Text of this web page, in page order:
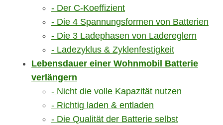
Der C-Koeffizient
Die 4 Spannungsformen von Batterien
Die 3 Ladephasen von Ladereglern
Ladezyklus & Zyklenfestigkeit
Lebensdauer einer Wohnmobil Batterie
verlängern
Nicht die volle Kapazität nutzen
Richtig laden & entladen
Die Qualität der Batterie selbst